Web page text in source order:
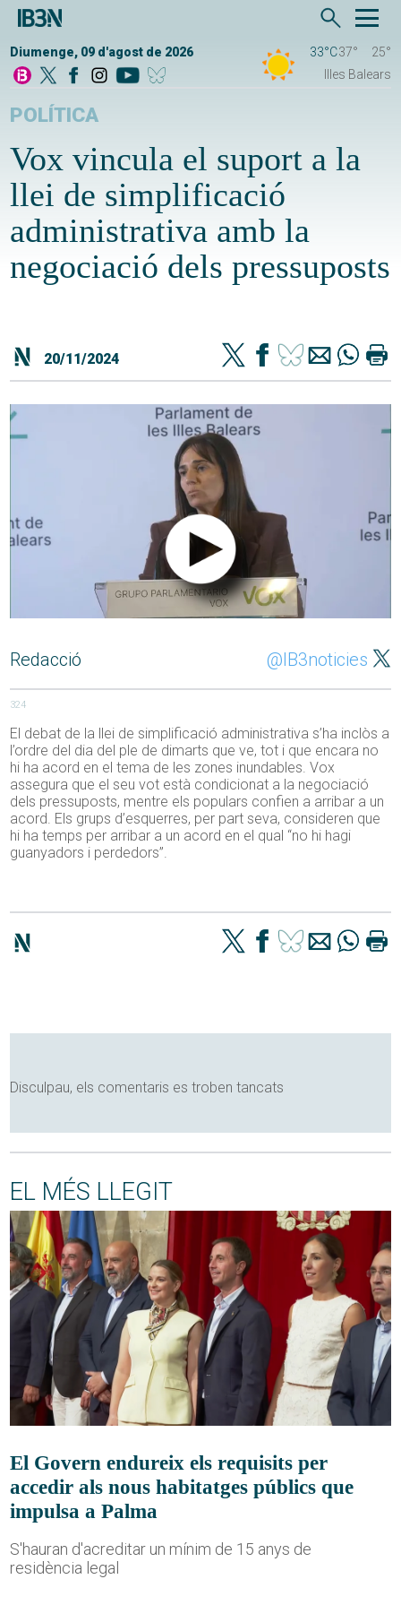
Diumenge, 09 d'agost de 2026 33°C37°
25°
Illes Balears
POLÍTICA
Vox vincula el suport a la
llei de simplificació
administrativa amb la
negociació dels pressuposts
20/11/2024
Redacció @IB3noticies
324
El debat de la llei de simplificació administrativa s’ha inclòs a
l’ordre del dia del ple de dimarts que ve, tot i que encara no
hi ha acord en el tema de les zones inundables. Vox
assegura que el seu vot està condicionat a la negociació
dels pressuposts, mentre els populars confien a arribar a un
acord. Els grups d’esquerres, per part seva, consideren que
hi ha temps per arribar a un acord en el qual “no hi hagi
guanyadors i perdedors”.
Disculpau, els comentaris es troben tancats
EL MÉS LLEGIT
El Govern endureix els requisits per
accedir als nous habitatges públics que
impulsa a Palma
S'hauran d'acreditar un mínim de 15 anys de
residència legal